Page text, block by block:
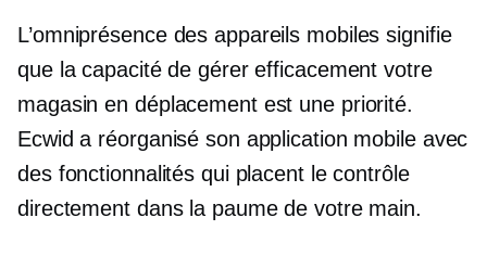
L’omniprésence des appareils mobiles signifie
que la capacité de gérer efficacement votre
magasin en déplacement est une priorité.
Ecwid a réorganisé son application mobile avec
des fonctionnalités qui placent le contrôle
directement dans la paume de votre main.